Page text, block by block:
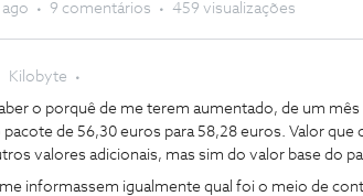
9 comentários 459 visualizações
Kilobyte
o porquê de me terem aumentado, de um
de 56,30 euros para 58,28 euros. Valor que
valores adicionais, mas sim do valor base do
informassem igualmente qual foi o meio de